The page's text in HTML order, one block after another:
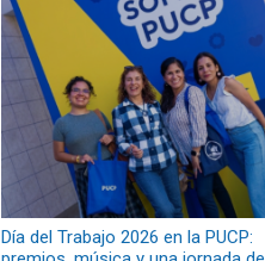
Día del Trabajo 2026 en la PUCP: